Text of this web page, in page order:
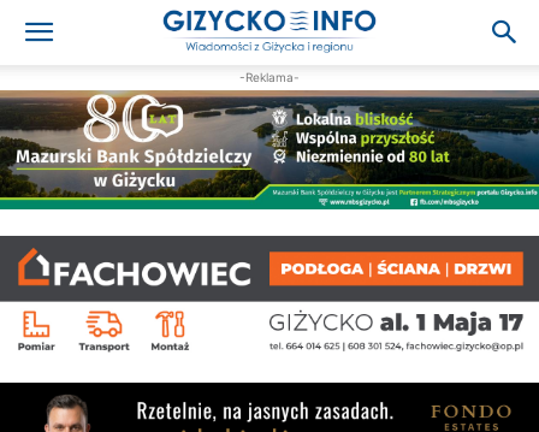
-Reklama-